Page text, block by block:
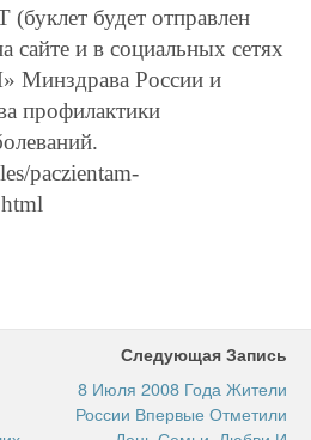
будет отправлен
сайте и в социальных сетях
России и
профилактики
paczientam-
Следующая Запись
8 Июля 2008 Года Жители
России Впервые Отметили